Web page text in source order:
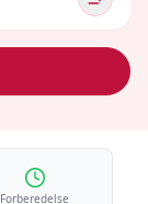
Forberedelse